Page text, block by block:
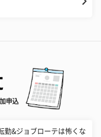
申込
勤&ジョブローテは怖くな